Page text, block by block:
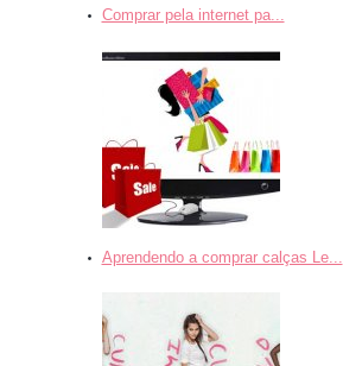
Comprar pela internet pa...
Aprendendo a comprar calças Le...